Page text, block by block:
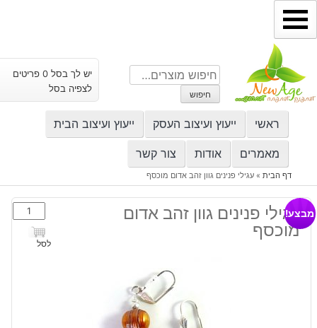
דילוג
לתוכן
חיפוש
עבור:
חיפוש
יש לך בסל 0 פריטים
לצפיה בסל
ראשי ייעוץ ועיצוב העסק ייעוץ ועיצוב הבית
מאמרים אודות צור קשר
דף הבית» עגילי פנינים גוון זהב אדום מוכסף
עגילי פנינים גוון זהב אדום
מוכסף
כמות
של
עגילי
לסל
מבצע!